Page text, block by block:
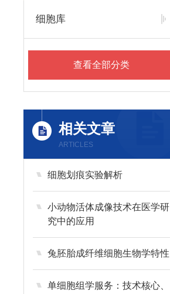
细胞库
查看全部分类
相关文章
ARTICLES
细胞划痕实验解析
小动物活体成像技术在医学研
究中的应用
兔胚胎成纤维细胞生物学特性
单细胞组学服务：技术核心、